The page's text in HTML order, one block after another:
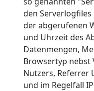
den
der abgerufenen
und Uhrzeit des
Datenmengen,
Browsertyp nebst
Nutzers, Referrer
und im Regelfall